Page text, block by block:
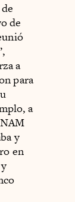
de
a
para
a
y
en